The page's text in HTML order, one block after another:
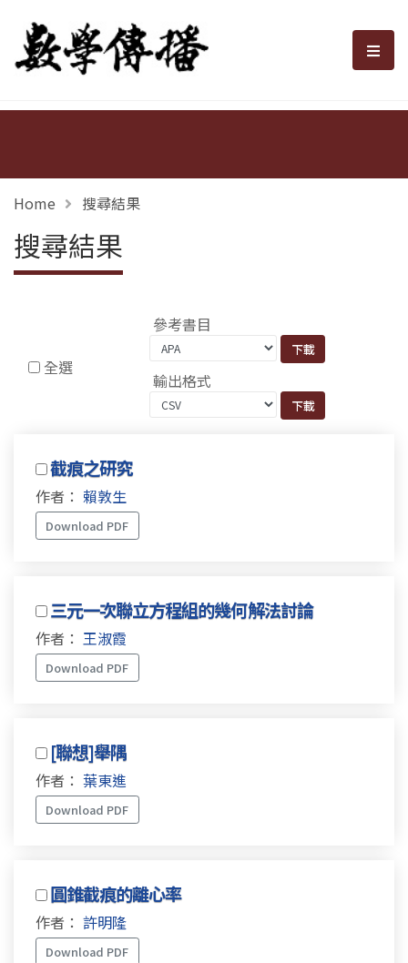
數學傳播 選
Home 搜尋結果
搜尋結果
全選
參考書目
輸出格式
截痕之研究
作者： 賴敦生
Download PDF
三元一次聯立方程組的幾何解法討論
作者： 王淑霞
Download PDF
[聯想]舉隅
作者： 葉東進
Download PDF
圓錐截痕的離心率
作者： 許明隆
Download PDF